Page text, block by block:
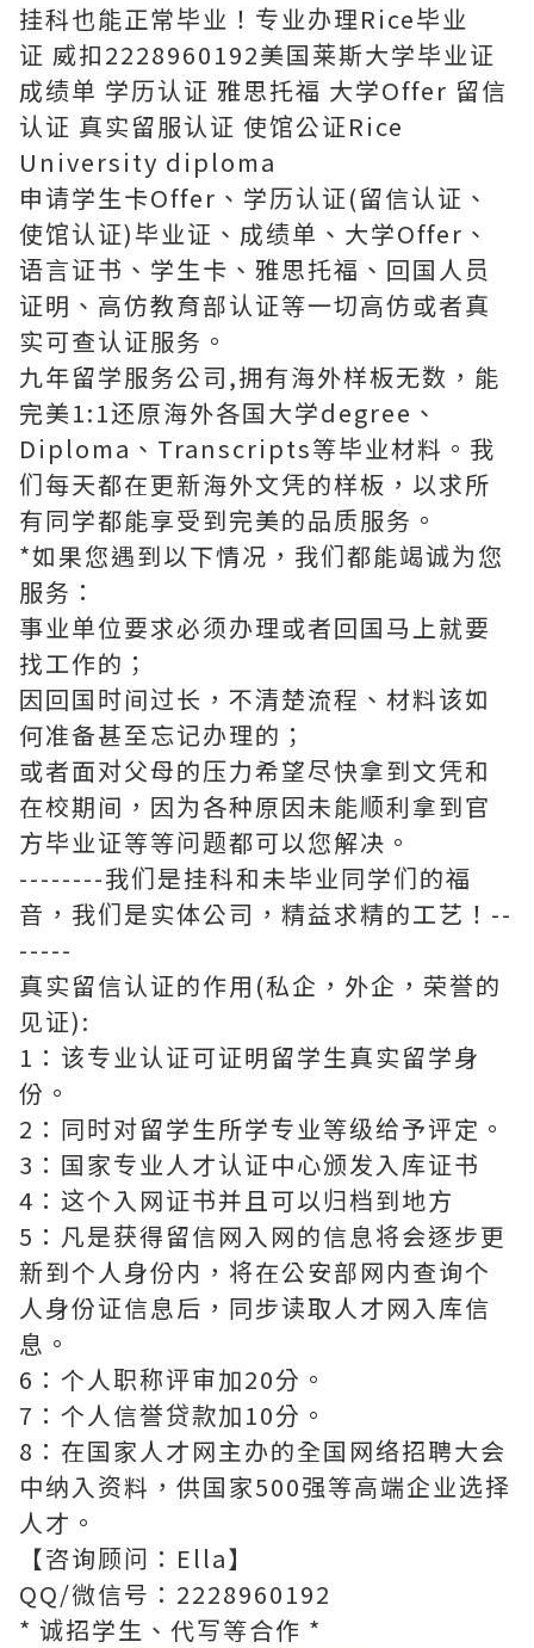
挂科也能正常毕业！专业办理Rice毕业
证 威扣2228960192美国莱斯大学毕业证
成绩单 学历认证 雅思托福 大学Offer 留信
认证 真实留服认证 使馆公证Rice
University diploma
申请学生卡Offer、学历认证(留信认证、
使馆认证)毕业证、成绩单、大学Offer、
语言证书、学生卡、雅思托福、回国人员
证明、高仿教育部认证等一切高仿或者真
实可查认证服务。
九年留学服务公司,拥有海外样板无数，能
完美1:1还原海外各国大学degree、
Diploma、Transcripts等毕业材料。我
们每天都在更新海外文凭的样板，以求所
有同学都能享受到完美的品质服务。
*如果您遇到以下情况，我们都能竭诚为您
服务：
事业单位要求必须办理或者回国马上就要
找工作的；
因回国时间过长，不清楚流程、材料该如
何准备甚至忘记办理的；
或者面对父母的压力希望尽快拿到文凭和
在校期间，因为各种原因未能顺利拿到官
方毕业证等等问题都可以您解决。
--------我们是挂科和未毕业同学们的福
音，我们是实体公司，精益求精的工艺！--
-----
真实留信认证的作用(私企，外企，荣誉的
见证):
1：该专业认证可证明留学生真实留学身
份。
2：同时对留学生所学专业等级给予评定。
3：国家专业人才认证中心颁发入库证书
4：这个入网证书并且可以归档到地方
5：凡是获得留信网入网的信息将会逐步更
新到个人身份内，将在公安部网内查询个
人身份证信息后，同步读取人才网入库信
息。
6：个人职称评审加20分。
7：个人信誉贷款加10分。
8：在国家人才网主办的全国网络招聘大会
中纳入资料，供国家500强等高端企业选择
人才。
【咨询顾问：Ella】
QQ/微信号：2228960192
* 诚招学生、代写等合作 *